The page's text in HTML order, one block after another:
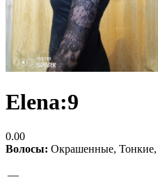
Elena:9
0.00
Волосы: Окрашенные, Тонкие,
—